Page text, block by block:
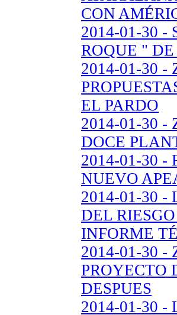
CON
2014-01-30 -
ROQUE "
2014-01-30 -
EL PARDO
2014-01-30 -
DOCE
2014-01-30 -
NUEVO
2014-01-30
DEL
INFORME
2014-01-30 -
PROYECTO
DESPUES
2014-01-30 -